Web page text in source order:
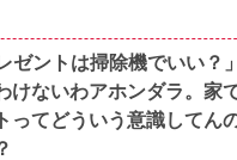
ゼントは掃除機でいい？
けないわアホンダラ。家
ってどういう意識してん